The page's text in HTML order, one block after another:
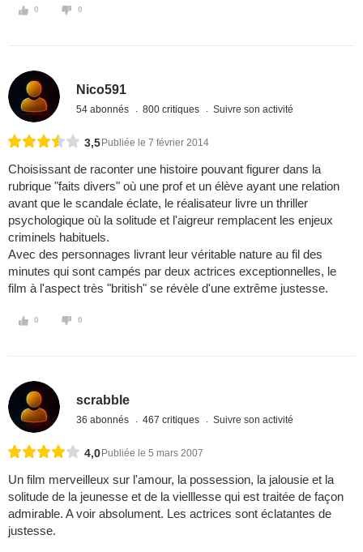
0 0
Nico591
54 abonnés 800 critiques Suivre son activité
3,5 Publiée le 7 février 2014
Choisissant de raconter une histoire pouvant figurer dans la
rubrique "faits divers" où une prof et un élève ayant une relation
avant que le scandale éclate, le réalisateur livre un thriller
psychologique où la solitude et l'aigreur remplacent les enjeux
criminels habituels.
Avec des personnages livrant leur véritable nature au fil des
minutes qui sont campés par deux actrices exceptionnelles, le
film à l'aspect très "british" se révèle d'une extrême justesse.
0 0
scrabble
36 abonnés 467 critiques Suivre son activité
4,0 Publiée le 5 mars 2007
Un film merveilleux sur l'amour, la possession, la jalousie et la
solitude de la jeunesse et de la vielllesse qui est traitée de façon
admirable. A voir absolument. Les actrices sont éclatantes de
justesse.